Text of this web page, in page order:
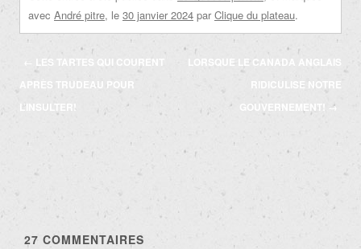
avec André pitre, le 30 janvier 2024 par Clique du plateau.
Navigation
des
articles
← LES TARTES QUI COURENT
APRÈS TRUDEAU POUR
L’INSULTER!
LORSQUE LE CANADA ANGLAIS
RIDICULISE NOTRE
GOUVERNEMENT! →
27 COMMENTAIRES